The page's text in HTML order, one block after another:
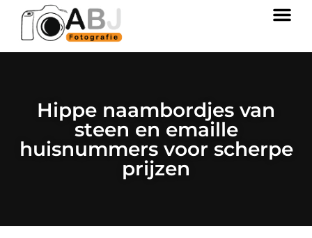
Hippe naambordjes van
steen en emaille
huisnummers voor scherpe
prijzen